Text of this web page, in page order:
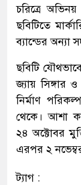
চরিত্রে
ছবিটিতে
ব্যান্ডের অন্যা
ছবিটি
জ্যায় সিঙ্গার ও
নির্মাণ
থেকে। আশা
২৪ অক্টোবর
এরপর ২
ট্যাগ :